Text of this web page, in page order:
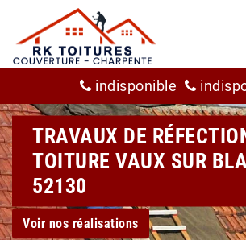
indisponible
TRAVAUX DE
TOITURE VAUX SUR
52130
Voir nos réalisations